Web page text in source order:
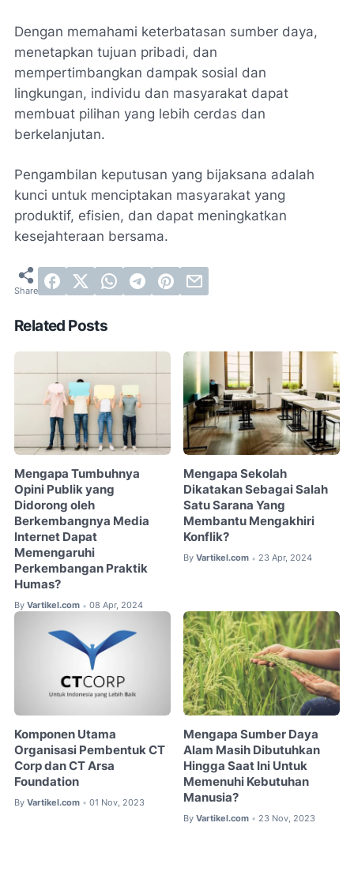
Dengan memahami keterbatasan sumber daya,
menetapkan tujuan pribadi, dan
mempertimbangkan dampak sosial dan
lingkungan, individu dan masyarakat dapat
membuat pilihan yang lebih cerdas dan
berkelanjutan.
Pengambilan keputusan yang bijaksana adalah
kunci untuk menciptakan masyarakat yang
produktif, efisien, dan dapat meningkatkan
kesejahteraan bersama.
Related Posts
Mengapa Tumbuhnya
Opini Publik yang
Didorong oleh
Berkembangnya Media
Internet Dapat
Memengaruhi
Perkembangan Praktik
Humas?
By Vartikel.com • 08 Apr, 2024
Mengapa Sekolah
Dikatakan Sebagai Salah
Satu Sarana Yang
Membantu Mengakhiri
Konflik?
By Vartikel.com • 23 Apr, 2024
Komponen Utama
Organisasi Pembentuk CT
Corp dan CT Arsa
Foundation
By Vartikel.com • 01 Nov, 2023
Mengapa Sumber Daya
Alam Masih Dibutuhkan
Hingga Saat Ini Untuk
Memenuhi Kebutuhan
Manusia?
By Vartikel.com • 23 Nov, 2023